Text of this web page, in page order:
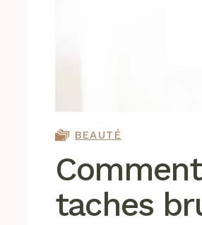
BEAUTÉ
taches